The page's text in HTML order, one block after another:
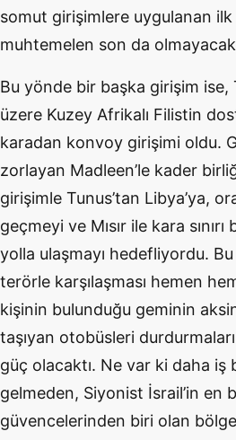
somut girişimlere uygulanan ilk
muhtemelen son da
Bu yönde bir başka girişim ise,
üzere Kuzey Afrikalı Filistin
karadan konvoy girişimi oldu.
zorlayan Madleen’le kader
girişimle Tunus’tan Libya’ya,
geçmeyi ve Mısır ile kara
yolla ulaşmayı hedefliyordu.
terörle karşılaşması hemen
kişinin bulunduğu geminin
taşıyan otobüsleri
güç olacaktı. Ne var ki daha iş
gelmeden, Siyonist İsrail’in en
güvencelerinden biri olan